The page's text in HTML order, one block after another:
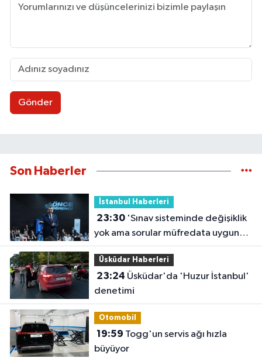
Gönder
Son Haberler
İstanbul Haberleri
23:30'Sınav sisteminde değişiklik
yok ama sorular müfredata uygun
hale gelecek'
Üsküdar Haberleri
23:24
denetimi
Otomobil
19:59
büyüyor